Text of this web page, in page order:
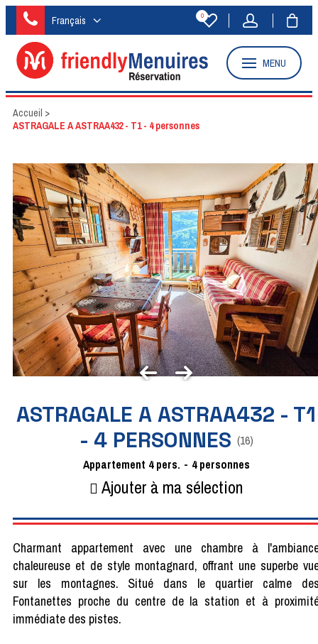
Français 0
MENU
Accueil >
ASTRAGALE A ASTRAA432 - T1 - 4 personnes
ASTRAGALE A ASTRAA432 - T1
- 4 PERSONNES (16)
Appartement 4 pers. 4 personnes
Ajouter à ma sélection
Charmant appartement avec une chambre à
chaleureuse et de style montagnard, offrant une superbe
sur les montagnes. Situé dans le quartier calme
Fontanettes proche du centre de la station et à
immédiate des pistes.